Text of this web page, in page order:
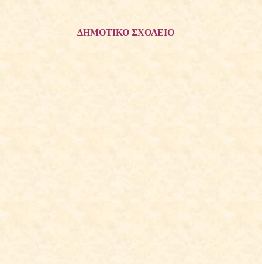
ΔΗΜΟΤΙΚΟ ΣΧΟΛΕΙΟ